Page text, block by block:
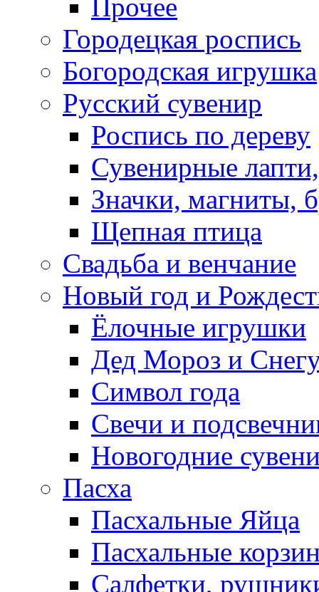
Прочее
Городецкая роспись
Богородская игрушка
Русский сувенир
Роспись по дереву
Сувенирные
Значки, магниты,
Щепная птица
Свадьба и венчание
Новый год и
Ёлочные игрушки
Дед Мороз и
Символ года
Свечи и
Новогодние
Пасха
Пасхальные Яйца
Пасхальные
Салфетки,